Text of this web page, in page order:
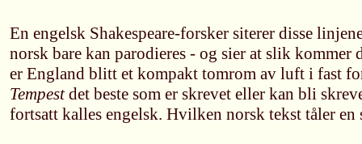
En engelsk Shakespeare-forsker siterer disse
norsk bare kan parodieres - og sier at slik kommer
er England blitt et kompakt tomrom av luft i fast
Tempestdet beste som er skrevet eller kan bli
fortsatt kalles engelsk. Hvilken norsk tekst tåler